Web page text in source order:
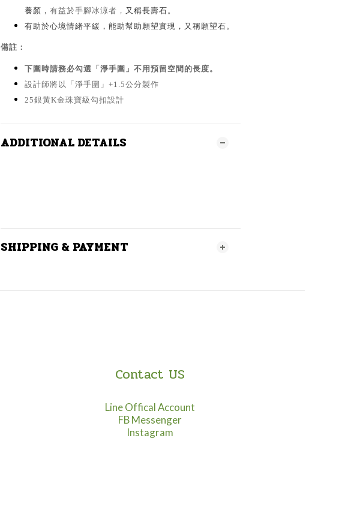
養顏， 有益於手腳冰涼者， 又稱長壽石。
有助於心境情緒平緩，能助幫助願望實現，又稱願望石。
備註：
下圍時請務必勾選「淨手圍」不用預留空間的長度。
設計師將以「淨手圍」+1.5公分製作
25銀黃K金珠寶級勾扣設計
ADDITIONAL DETAILS
SHIPPING & PAYMENT
Contact US
Line Offical Account
FB Messenger
Instagram